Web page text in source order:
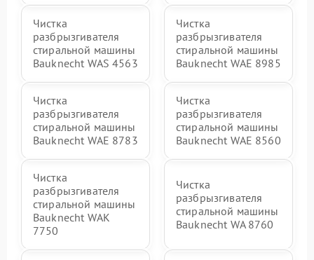
Чистка
разбрызгивателя
стиральной машины
Bauknecht WAS 4563
Чистка
разбрызгивателя
стиральной машины
Bauknecht WAE 8985
Чистка
разбрызгивателя
стиральной машины
Bauknecht WAE 8783
Чистка
разбрызгивателя
стиральной машины
Bauknecht WAE 8560
Чистка
разбрызгивателя
стиральной машины
Bauknecht WAK
7750
Чистка
разбрызгивателя
стиральной машины
Bauknecht WA 8760